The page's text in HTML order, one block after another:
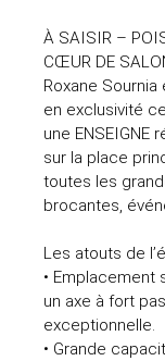
À SAISIR –
CŒUR DE
Roxane
en exclusivité
une ENSEIGNE
sur la place
toutes les
brocantes,
Les atouts de
• Emplacement
un axe à fort
exceptionnelle.
• Grande